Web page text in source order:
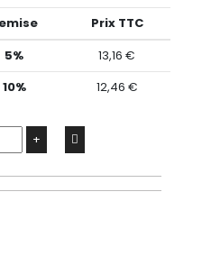
Prix TTC
5%
13,16 €
10% 12,46 €
+